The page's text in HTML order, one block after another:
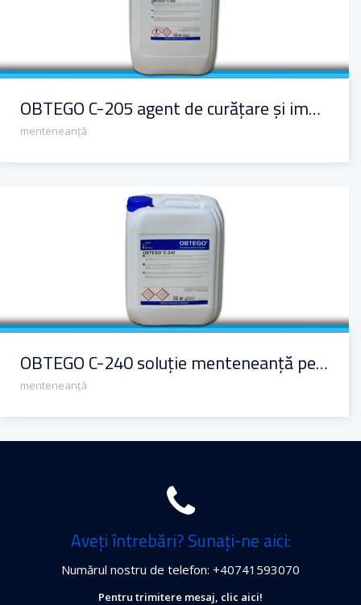
OBTEGO C-205 agent de curățare și impregnare pentru beton
menteneanță
OBTEGO C-240 soluție menteneanță pentru beton
menteneanță
Aveți întrebări? Sunați-ne aici:
Numărul nostru de telefon: +40741593070
Pentru trimitere mesaj, clic aici!